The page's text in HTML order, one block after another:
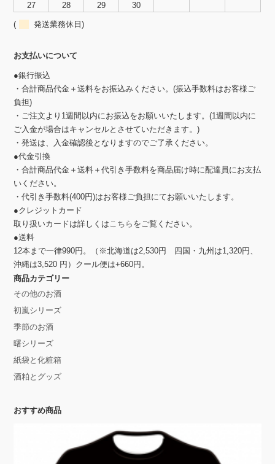
27
28 29 30
( 発送業務休日)
お支払いについて
●銀行振込
・合計商品代金＋送料をお振込みください。(振込手数料はお客様ご
負担)
・ご注文より1週間以内にお振込をお願いいたします。(1週間以内に
ご入金が場合はキャンセルとさせていただきます。)
・発送は、入金確認後となりますのでご了承ください。
●代金引換
・合計商品代金＋送料＋代引き手数料を商品届け時に配達員にお支払
いください。
・代引き手数料(400円)はお客様ご負担にてお願いいたします。
●クレジットカード
取り扱いカードは詳しくはこちら をご覧ください。
●送料
12本まで一律990円。（※北海道は2,530円 四国・九州は1,320円、
沖縄は3,520 円）クール便は+660円。
商品カテゴリー
その他のお酒
初嵐シリーズ
季節のお酒
曙シリーズ
紙袋と化粧箱
酒粕とグッズ
おすすめ商品